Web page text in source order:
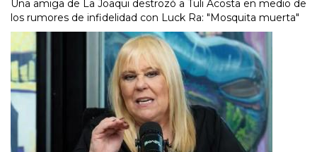
Una amiga de La Joaqui destrozó a Tuli Acosta en medio de
los rumores de infidelidad con Luck Ra: "Mosquita muerta"